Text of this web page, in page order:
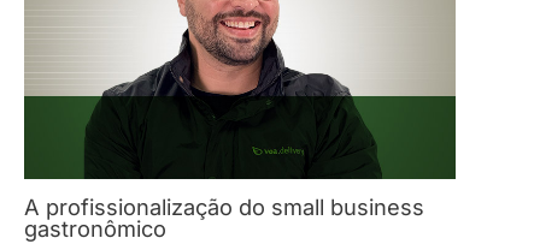
A profissionalização do small business
gastronômico